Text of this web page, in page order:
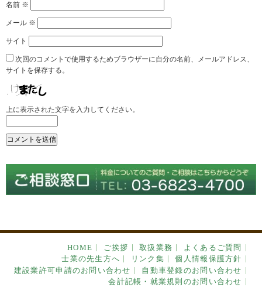
名前 ※
メール ※
サイト
次回のコメントで使用するためブラウザーに自分の名前、メールアドレス、
サイトを保存する。
上に表示された文字を入力してください。
HOME ご挨拶 取扱業務
よくあるご質問
士業の先生方へ
リンク集
個人情報保護方針
建設業許可申請のお問い合わせ
自動車登録のお問い合わせ
会計記帳・就業規則のお問い合わせ